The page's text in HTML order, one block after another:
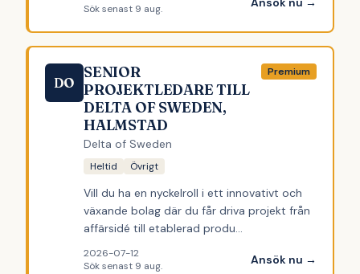
Sök senast 9 aug.
DO
SENIOR
PROJEKTLEDARE TILL
DELTA OF SWEDEN,
HALMSTAD
Premium
Delta of Sweden
Heltid Övrigt
Vill du ha en nyckelroll i ett innovativt och
växande bolag där du får driva projekt från
affärsidé till etablerad produ…
2026-07-12
Sök senast 9 aug. Ansök nu →